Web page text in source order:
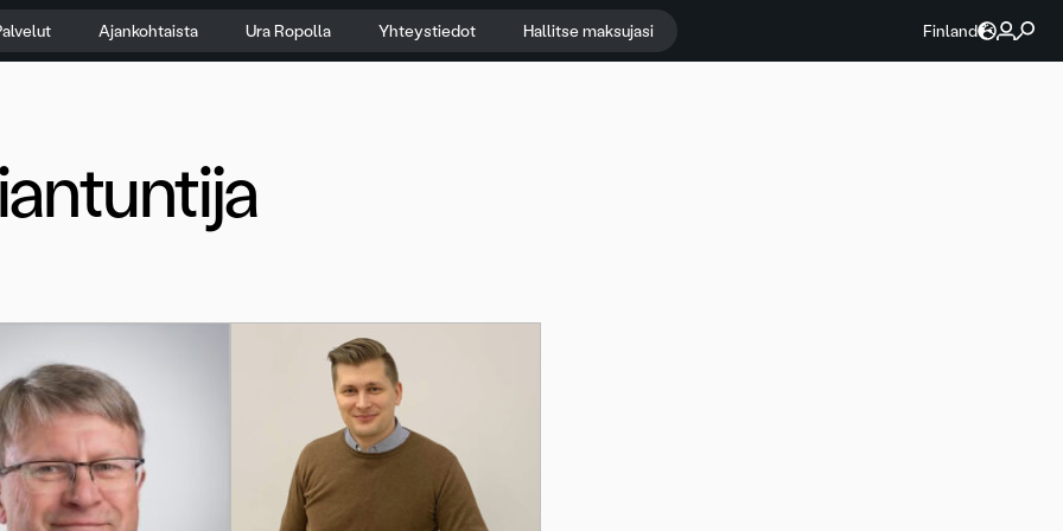
Ajankohtaista Ura Ropolla Yhteystiedot Hallitse maksujasi Finland